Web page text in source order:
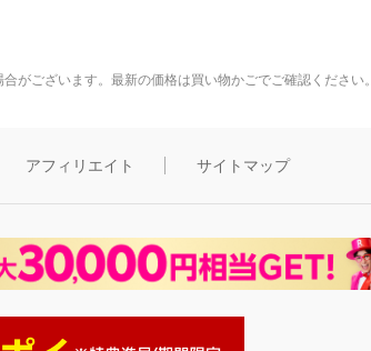
がございます。最新の価格は買い物かごでご確認ください。
アフィリエイト サイトマップ